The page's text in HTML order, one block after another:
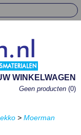
WINKELWAGEN
Geen producten (0)
> Moerman